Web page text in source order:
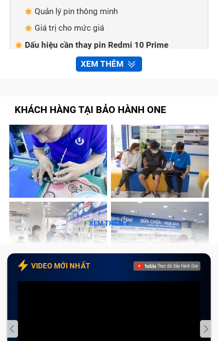
Quản lý pin thông minh
Giá trị cho mức giá
Dấu hiệu cần thay pin Redmi 10 Prime
Mẹo sử dụng kéo dài tuổi thọ pin điện thoại
Hành One
Đặc điểm của pin Redmi 10 Prime
XEM THÊM
KHÁCH HÀNG TẠI BẢO HÀNH ONE
XEM THÊM
VIDEO MỚI NHẤT